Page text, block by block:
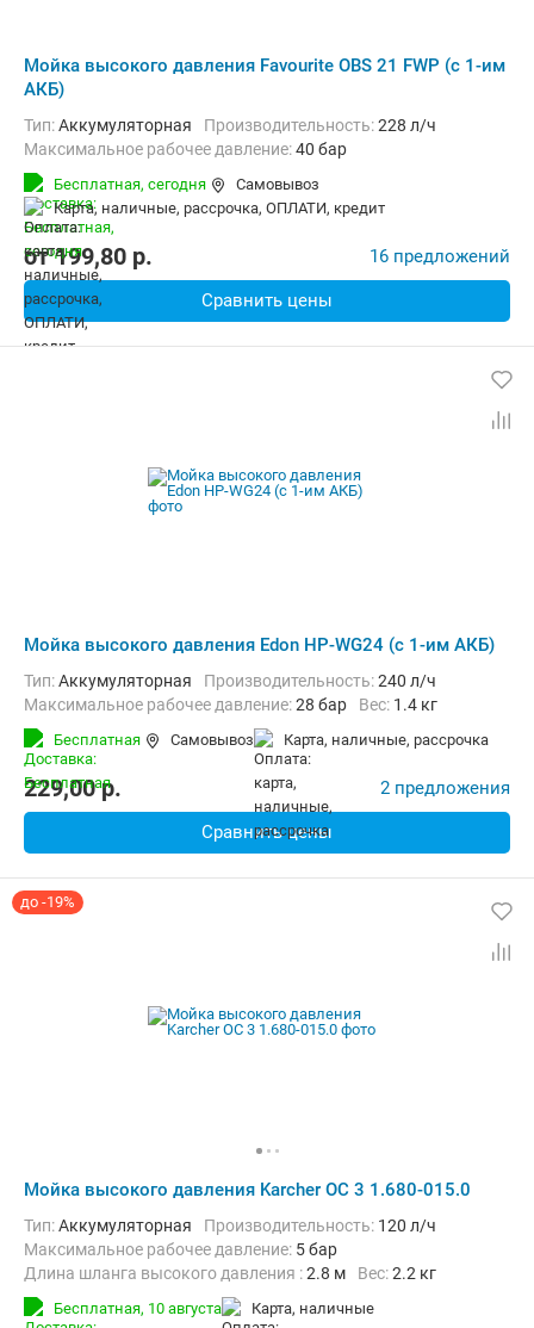
Мойка высокого давления Favourite OBS 21 FWP (с 1-им
АКБ)
Тип:Аккумуляторная Производительность:228 л/ч
Максимальное рабочее давление:40 бар
Бесплатная, сегодня
Самовывоз
карта, наличные, рассрочка, ОПЛАТИ, кредит
от199,80 p. 16 предложений
Сравнить цены
Мойка высокого давления Edon HP-WG24 (с 1-им АКБ)
Тип:Аккумуляторная Производительность:240 л/ч
Максимальное рабочее давление:28 бар Вес: 1.4 кг
Бесплатная Самовывоз карта, наличные, рассрочка
229,00p. 2 предложения
Сравнить цены
до -19%
Мойка высокого давления Karcher OC 3 1.680-015.0
Тип:Аккумуляторная Производительность: 120 л/ч
Максимальное рабочее давление: 5 бар
Длина шланга высокого давления :2.8 м Вес:2.2 кг
Бесплатная, 10 августа карта, наличные